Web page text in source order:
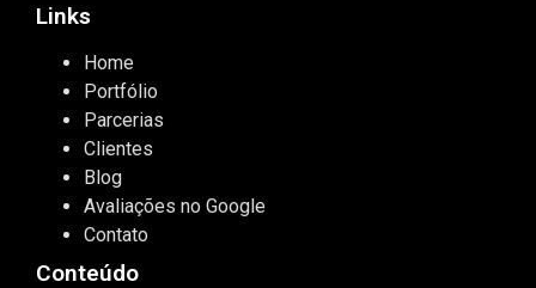
Links
Home
Portfólio
Parcerias
Clientes
Blog
Avaliações no Google
Contato
Conteúdo